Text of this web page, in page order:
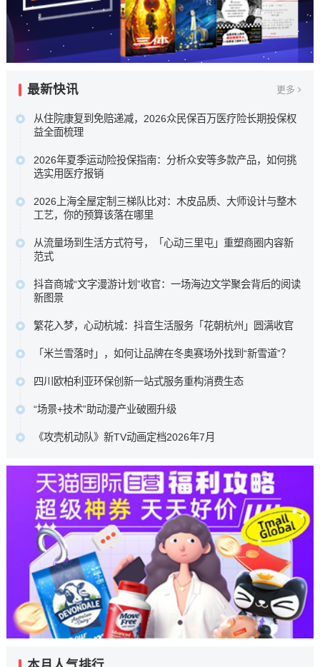
最新快讯 更多
从住院康复到免赔递减，2026众民保百万医疗险长期投保权
益全面梳理
较，核心围绕众安保险众民保2026臻选版，重点梳理其极宽
投保准入规则、新增住院康复责任，以及长期持有可获的免
赔额递减或既往症赔付等相伴权益，以期为不...…
原文链接
2026年夏季运动险投保指南：分析众安等多款产品，如何挑
选实用医疗报销
，我们针对众安等多款热门运动险的理赔细则进行了深度梳
理 ，助您理清保障核心，在运动时多一份安心。…
原文链接
2026上海全屋定制三梯队比对：木皮品质、大师设计与整木
工艺，你的预算该落在哪里
比区间，博洛尼以“大师设计+德国品质”定位中高端，图森则
专注高端大宅整木定制。…
原文链接
从流量场到生活方式符号，「心动三里屯」重塑商圈内容新
范式
去，新一代消费者走进商圈，为的不再是提袋消费，而是一
场可打卡、可停留、可分享、可聚会的完整生活叙事。…
原文链接
抖音商城“文字漫游计划”收官：一场海边文学聚会背后的阅读
新图景
生活关系的理解。徐则臣同时以《人民文学》主编身份，谈
及文学期刊在数字时代如何重新连接读者。…
繁花入梦，心动杭城：抖音生活服务「花朝杭州」圆满收官
潭印月、世纪中心等六大本地核心景点，重磅推出了一组城
市情绪海报。…
「米兰雪落时」，如何让品牌在冬奥赛场外找到“新雪道”？
民参与的多巴胺Citywalk，带着水之蔻、橘朵、INTO YOU等
品牌，走进了全球年轻人的视野与生活。…
四川欧柏利亚环保创新一站式服务重构消费生态
防撞板的产品创新与一站式服务体系的深度布局，为行业转
型升级提供了可借鉴的实践样本，更重新定义了中高端整装
原文链接
“场景+技术”助动漫产业破圈升级
产品输出向产业能力输出升级的关键阶段。向新场景要增
业守正创新的核心发展路径。…
原文链接
《攻壳机动队》新TV动画定档2026年7月
木村翔马执导，园城塔担任系列构成，半田修平负责人物设
定。…
原文链接